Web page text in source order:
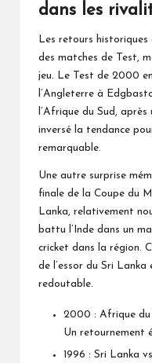
dans les
Les retours
des matches de Test,
jeu. Le Test de 2000
l’Angleterre à
l’Afrique du Sud,
inversé la tendance
remarquable.
Une autre surprise
finale de la Coupe du
Lanka, relativement
battu l’Inde dans un
cricket dans la région.
de l’essor du Sri
redoutable.
2000 : Afrique du
Un retournement
1996 : Sri Lanka